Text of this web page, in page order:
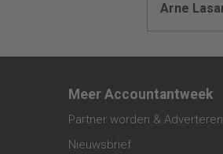
Arne
Meer Accountantweek
Partner worden & Adverteren
Nieuwsbrief